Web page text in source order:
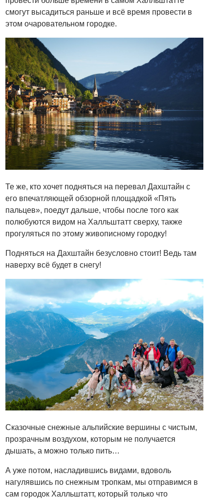
смогут высадиться раньше и всё время провести в
этом очаровательном городке.
Те же, кто хочет подняться на перевал Дахштайн с
его впечатляющей обзорной площадкой «Пять
пальцев», поедут дальше, чтобы после того как
полюбуются видом на Халльштатт сверху, также
прогуляться по этому живописному городку!
Подняться на Дахштайн безусловно стоит! Ведь там
наверху всё будет в снегу!
Сказочные снежные альпийские вершины с чистым,
прозрачным воздухом, которым не получается
дышать, а можно только пить…
А уже потом, насладившись видами, вдоволь
нагулявшись по снежным тропкам, мы отправимся в
сам городок Халльштатт, который только что